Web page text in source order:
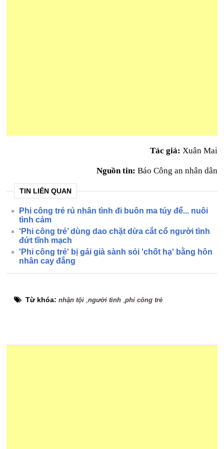
Tác giả: Xuân Mai
Nguồn tin: Báo Công an nhân dân
TIN LIÊN QUAN
Phi công trẻ rủ nhân tình đi buôn ma túy để... nuôi
tình cảm
‘Phi công trẻ’ dùng dao chặt dừa cắt cổ người tình
đứt tĩnh mạch
'Phi công trẻ' bị gái già sành sỏi 'chốt hạ' bằng hôn
nhân cay đắng
Từ khóa:nhận tội ,người tình ,phi công trẻ